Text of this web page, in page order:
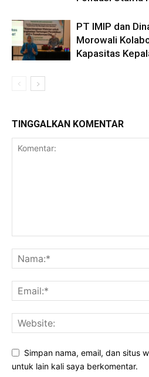
PT IMIP dan
Morowali
Kapasitas
TINGGALKAN KOMENTAR
Simpan nama, email, dan situs
untuk lain kali saya berkomentar.